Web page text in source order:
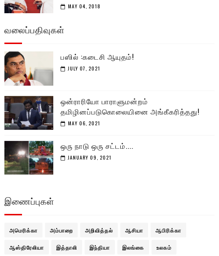
MAY 04, 2018
வலைப்பதிவுகள்
பஸில் :கடைசி ஆயுதம்!
JULY 07, 2021
ஒன்ராரியோ பாராளுமன்றம்
தமிழினப்படுகொலையினை அங்கீகரித்தது!
MAY 06, 2021
ஒரு நாடு ஒரு சட்டம்....
JANUARY 09, 2021
இணைப்புகள்
அமெரிக்கா அம்பாறை அறிவித்தல் ஆசியா ஆபிரிக்கா
ஆஸ்திரேலியா இத்தாலி இந்தியா இலங்கை உலகம்